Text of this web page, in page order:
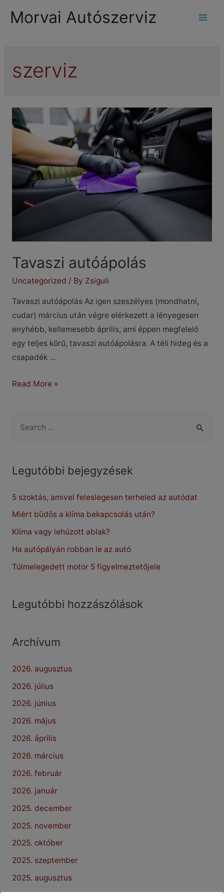
Morvai Autószerviz
szerviz
Tavaszi autóápolás
Uncategorized / By Zsiguli
Tavaszi autóápolás Az igen szeszélyes (mondhatni,
cudar) március után végre elérkezett a lényegesen
enyhébb, kellemesebb április, ami éppen megfelelő
egy teljes körű, tavaszi autóápolásra. A téli hideg és a
csapadék …
Tavaszi
Read More »
r
h
f
o
r
Legutóbbi bejegyzések
5 szoktás, amivel feleslegesen terheled az autódat
Miért büdös a klíma bekapcsolás után?
Klíma vagy lehúzott ablak?
Ha autópályán robban le az autó
Túlmelegedett motor 5 figyelmeztetőjele
Legutóbbi hozzászólások
Archívum
2026. augusztus
2026. július
2026. június
2026. május
2026. április
2026. március
2026. február
2026. január
2025. december
2025. november
2025. október
2025. szeptember
2025. augusztus